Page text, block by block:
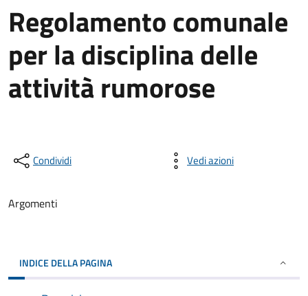
Regolamento comunale
per la disciplina delle
attività rumorose
Condividi Vedi azioni
Argomenti
INDICE DELLA PAGINA